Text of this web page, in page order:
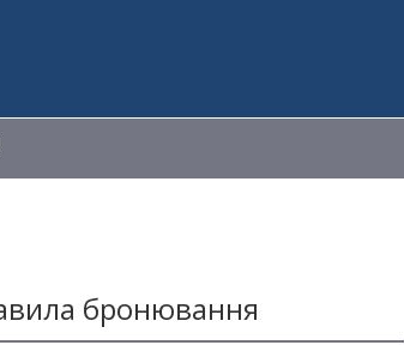
бронювання